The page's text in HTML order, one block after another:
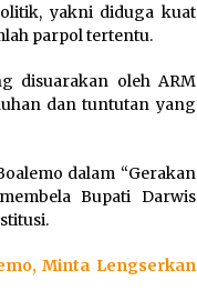
yakni diduga kuat
parpol tertentu.
disuarakan oleh ARM
dan tuntutan yang
dalam “Gerakan
Bupati Darwis
Minta Lengserkan